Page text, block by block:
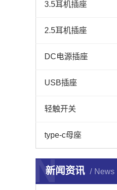
3.5耳机插座
2.5耳机插座
DC电源插座
USB插座
轻触开关
type-c母座
新闻资讯 News
N